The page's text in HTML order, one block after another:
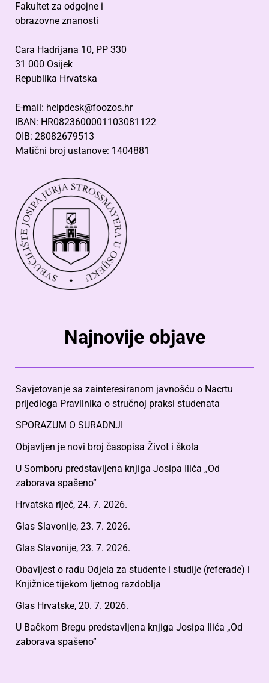
Fakultet za odgojne i
obrazovne znanosti
Cara Hadrijana 10, PP 330
31 000 Osijek
Republika Hrvatska
E-mail: helpdesk@foozos.hr
IBAN: HR0823600001103081122
OIB: 28082679513
Matični broj ustanove: 1404881
Najnovije objave
Savjetovanje sa zainteresiranom javnošću o Nacrtu
prijedloga Pravilnika o stručnoj praksi studenata
SPORAZUM O SURADNJI
Objavljen je novi broj časopisa Život i škola
U Somboru predstavljena knjiga Josipa Ilića „Od
zaborava spašeno”
Hrvatska riječ, 24. 7. 2026.
Glas Slavonije, 23. 7. 2026.
Glas Slavonije, 23. 7. 2026.
Obavijest o radu Odjela za studente i studije (referade) i
Knjižnice tijekom ljetnog razdoblja
Glas Hrvatske, 20. 7. 2026.
U Bačkom Bregu predstavljena knjiga Josipa Ilića „Od
zaborava spašeno”